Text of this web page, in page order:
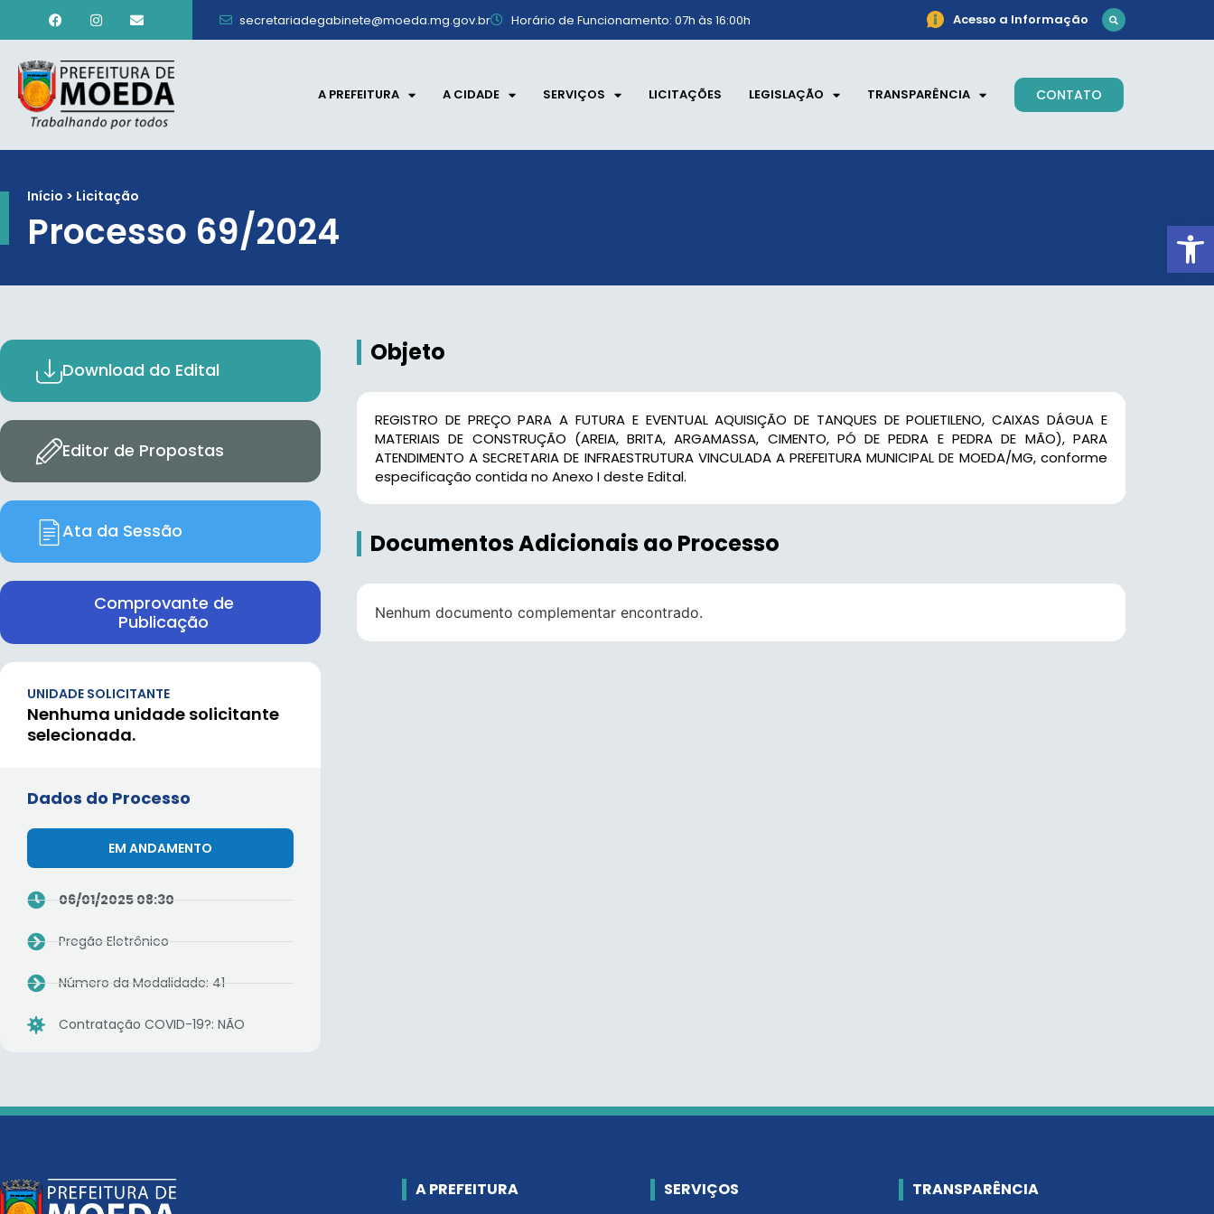
secretariadegabinete@moeda.mg.gov.br Horário de Funcionamento: 07h às 16:00h Acesso a Informação
A PREFEITURA A CIDADE SERVIÇOS LICITAÇÕES LEGISLAÇÃO TRANSPARÊNCIA CONTATO
Início > Licitação
Processo 69/2024
Download do Edital
Editor de Propostas
Ata da Sessão
Comprovante de
Publicação
UNIDADE SOLICITANTE
Nenhuma unidade solicitante
selecionada.
Dados do Processo
EM ANDAMENTO
06/01/2025 08:30
Pregão Eletrônico
Número da Modalidade: 41
Contratação COVID-19?: NÃO
Objeto
REGISTRO DE PREÇO PARA A FUTURA E EVENTUAL AQUISIÇÃO DE TANQUES DE POLIETILENO, CAIXAS DÁGUA E
MATERIAIS DE CONSTRUÇÃO (AREIA, BRITA, ARGAMASSA, CIMENTO, PÓ DE PEDRA E PEDRA DE MÃO), PARA
ATENDIMENTO A SECRETARIA DE INFRAESTRUTURA VINCULADA A PREFEITURA MUNICIPAL DE MOEDA/MG, conforme
especificação contida no Anexo I deste Edital.
Documentos Adicionais ao Processo
Nenhum documento complementar encontrado.
A PREFEITURA SERVIÇOS TRANSPARÊNCIA